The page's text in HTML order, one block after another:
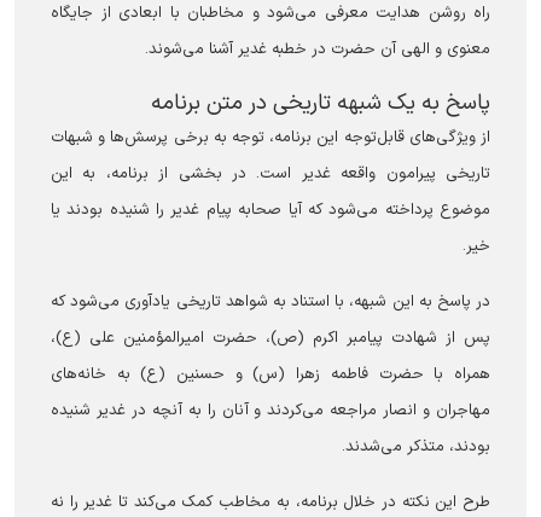
راه روشن هدایت معرفی می‌شود و مخاطبان با ابعادی از جایگاه
معنوی و الهی آن حضرت در خطبه غدیر آشنا می‌شوند.
پاسخ به یک شبهه تاریخی در متن برنامه
از ویژگی‌های قابل‌توجه این برنامه، توجه به برخی پرسش‌ها و شبهات
تاریخی پیرامون واقعه غدیر است. در بخشی از برنامه، به این
موضوع پرداخته می‌شود که آیا صحابه پیام غدیر را شنیده بودند یا
خیر.
در پاسخ به این شبهه، با استناد به شواهد تاریخی یادآوری می‌شود که
پس از شهادت پیامبر اکرم (ص)، حضرت امیرالمؤمنین علی (ع)،
همراه با حضرت فاطمه زهرا (س) و حسنین (ع) به خانه‌های
مهاجران و انصار مراجعه می‌کردند و آنان را به آنچه در غدیر شنیده
بودند، متذکر می‌شدند.
طرح این نکته در خلال برنامه، به مخاطب کمک می‌کند تا غدیر را نه